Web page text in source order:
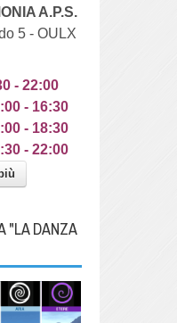
A.P.S.
5 - OULX
- 22:00
- 16:30
- 18:30
- 22:00